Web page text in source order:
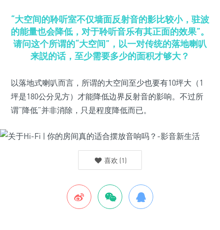
“大空间的聆听室不仅墙面反射音的影比较小，驻波
的能量也会降低，对于聆听音乐有其正面的效果”。
请问这个所谓的“大空间”，以一对传统的落地喇叭
来説的话，至少需要多少的面积才够大？
以落地式喇叭而言，所谓的大空间至少也要有10坪大（1
坪是180公分见方）才能降低边界反射音的影响。不过所
谓“降低”并非消除，只是程度降低而已。
喜欢 (1)